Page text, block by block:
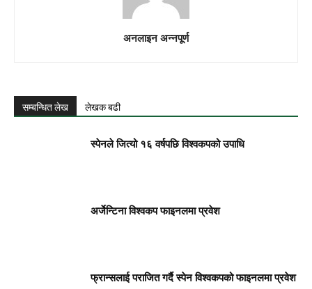
अनलाइन अन्नपूर्ण
सम्बन्धित लेख लेखक बढी
स्पेनले जित्यो १६ वर्षपछि विश्वकपको उपाधि
अर्जेन्टिना विश्वकप फाइनलमा प्रवेश
फ्रान्सलाई पराजित गर्दै स्पेन विश्वकपको फाइनलमा प्रवेश